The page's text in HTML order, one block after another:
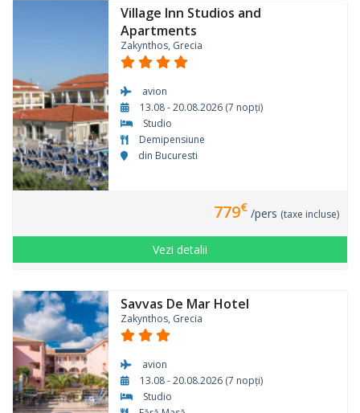
Village Inn Studios and
Apartments
Zakynthos, Grecia
avion
13.08 - 20.08.2026 (7 nopți)
Studio
Demipensiune
din Bucuresti
779€ /pers (taxe incluse)
Vezi detalii
Savvas De Mar Hotel
Zakynthos, Grecia
avion
13.08 - 20.08.2026 (7 nopți)
Studio